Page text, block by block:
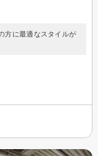
方に最適なスタイルが